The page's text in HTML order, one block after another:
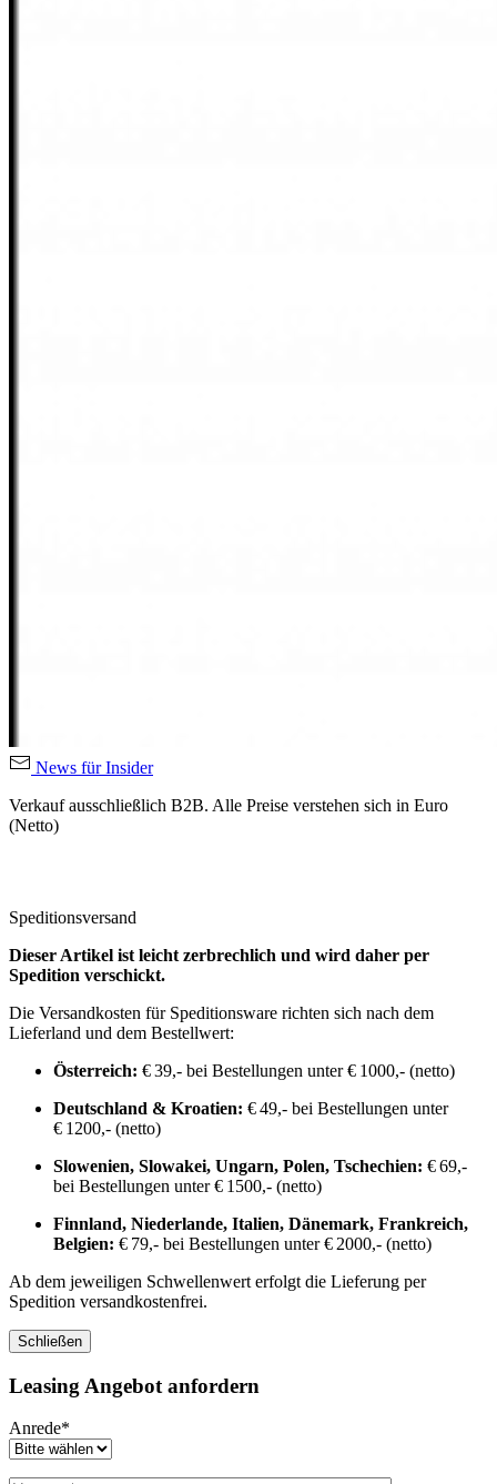
News für Insider
Verkauf ausschließlich B2B. Alle Preise verstehen sich in Euro
(Netto)
Speditionsversand
Dieser Artikel ist leicht zerbrechlich und wird daher per
Spedition verschickt.
Die Versandkosten für Speditionsware richten sich nach dem
Lieferland und dem Bestellwert:
Österreich: € 39,- bei Bestellungen unter € 1000,- (netto)
Deutschland & Kroatien: € 49,- bei Bestellungen unter
€ 1200,- (netto)
Slowenien, Slowakei, Ungarn, Polen, Tschechien: € 69,-
bei Bestellungen unter € 1500,- (netto)
Finnland, Niederlande, Italien, Dänemark, Frankreich,
Belgien: € 79,- bei Bestellungen unter € 2000,- (netto)
Ab dem jeweiligen Schwellenwert erfolgt die Lieferung per
Spedition versandkostenfrei.
Schließen
Leasing Angebot anfordern
Anrede*